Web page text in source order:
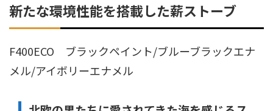
新たな環境性能を搭載した薪ストーブ
F400ECO ブラックペイント/ブルーブラックエナ
メル/アイボリーエナメル